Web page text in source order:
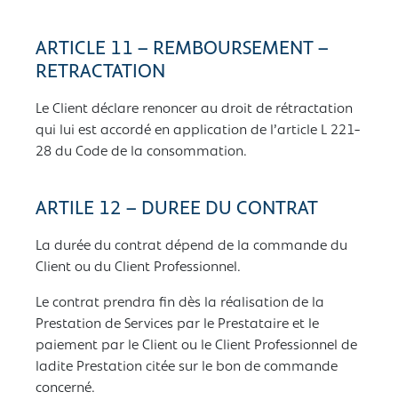
ARTICLE 11 – REMBOURSEMENT –
RETRACTATION
Le Client déclare renoncer au droit de rétractation
qui lui est accordé en application de l’article L 221-
28 du Code de la consommation.
ARTILE 12 – DUREE DU CONTRAT
La durée du contrat dépend de la commande du
Client ou du Client Professionnel.
Le contrat prendra fin dès la réalisation de la
Prestation de Services par le Prestataire et le
paiement par le Client ou le Client Professionnel de
ladite Prestation citée sur le bon de commande
concerné.